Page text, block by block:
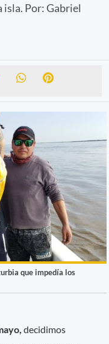
isla. Por: Gabriel
que impedía los
decidimos